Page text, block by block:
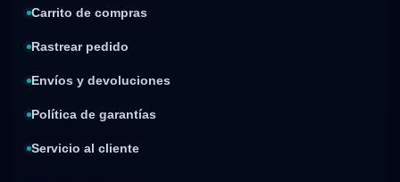
Carrito de compras
Rastrear pedido
Envíos y devoluciones
Política de garantías
Servicio al cliente